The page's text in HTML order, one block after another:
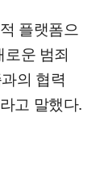
플랫폼으
운 범죄
의 협력
고 말했다.